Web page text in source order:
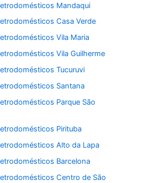
Mandaqui
Casa Verde
Vila Maria
Vila Guilherme
Tucuruvi
Santana
Parque São
Pirituba
Alto da Lapa
Barcelona
Centro de São